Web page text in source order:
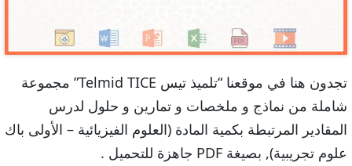
تجدون هنا في موقعنا “تلميذ تيس Telmid TICE” مجموعة
شاملة من نماذج و ملخصات و تمارين و حلول لدرس
المقادير المرتبطة بكمية المادة (العلوم الفيزيائية – الأولى باك
علوم تجريبية), بصيغة PDF جاهزة للتحميل .